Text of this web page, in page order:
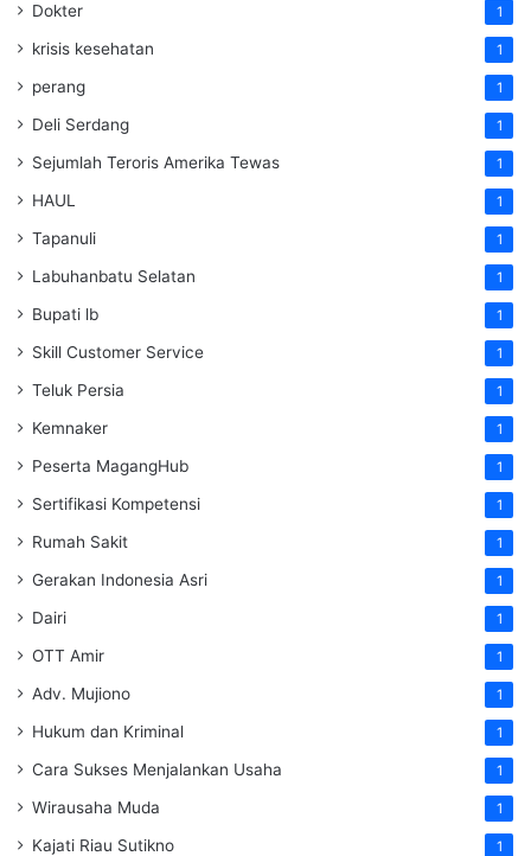
Dokter 1
krisis kesehatan 1
perang 1
Deli Serdang 1
Sejumlah Teroris Amerika Tewas 1
HAUL 1
Tapanuli 1
Labuhanbatu Selatan 1
Bupati lb 1
Skill Customer Service 1
Teluk Persia 1
Kemnaker 1
Peserta MagangHub 1
Sertifikasi Kompetensi 1
Rumah Sakit 1
Gerakan Indonesia Asri 1
Dairi 1
OTT Amir 1
Adv. Mujiono 1
Hukum dan Kriminal 1
Cara Sukses Menjalankan Usaha 1
Wirausaha Muda 1
Kajati Riau Sutikno 1